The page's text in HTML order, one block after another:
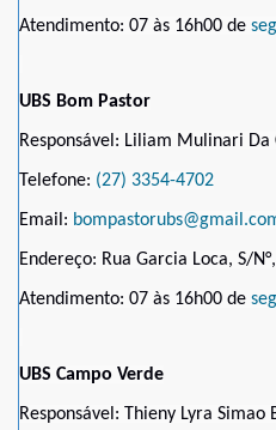
Atendimento: 07 às 16h00 de
UBS Bom Pastor
Responsável: Liliam Mulinari Da
Telefone: (27) 3354-4702
Email:
Endereço: Rua Garcia Loca, S/
Atendimento: 07 às 16h00 de
UBS Campo Verde
Responsável: Thieny Lyra Simao